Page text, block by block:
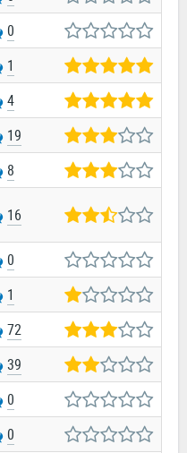
0
1
4
19
8
16
0
1
72
39
0
0